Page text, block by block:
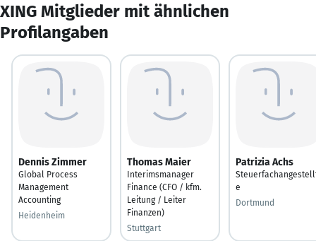
XING Mitglieder mit ähnlichen
Profilangaben
Dennis Zimmer
Global Process
Management
Accounting
Heidenheim
Thomas Maier
Interimsmanager
Finance (CFO / kfm.
Leitung / Leiter
Finanzen)
Stuttgart
Patrizia Achs
e
Dortmund